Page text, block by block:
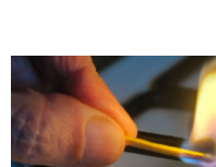
Tarifas de gas: el Gobierno
marzo
Enero 31, 2024